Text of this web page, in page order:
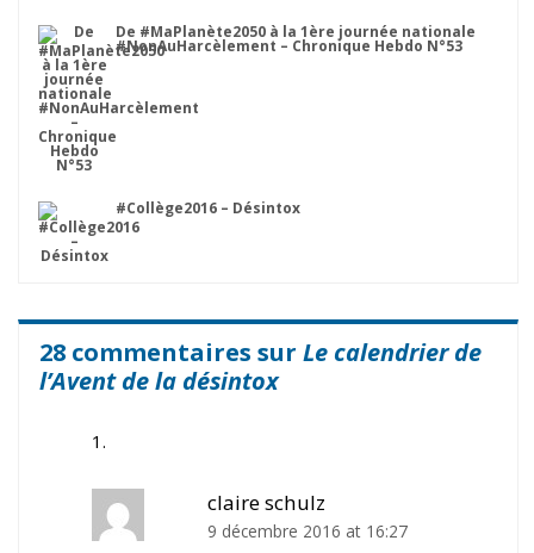
De #MaPlanète2050 à la 1ère journée nationale
#NonAuHarcèlement – Chronique Hebdo N°53
#Collège2016 – Désintox
28 commentaires sur Le calendrier de
l’Avent de la désintox
claire schulz
9 décembre 2016 at 16:27